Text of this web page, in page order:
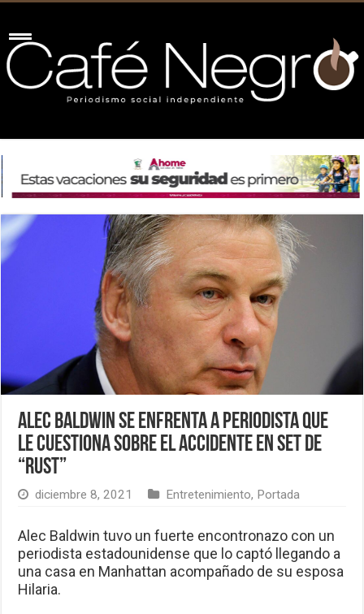
Alec Baldwin se enfrenta a periodista que
le cuestiona sobre el accidente en set de
“Rust”
diciembre 8, 2021 Entretenimiento, Portada
Alec Baldwin tuvo un fuerte encontronazo con un
periodista estadounidense que lo captó llegando a
una casa en Manhattan acompañado de su esposa
Hilaria.